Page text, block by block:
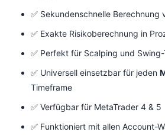
✅ Sekundenschnelle Berechnung
✅ Exakte Risikoberechnung in
✅ Perfekt für Scalping und
✅ Universell einsetzbar für jeden
Timeframe
✅ Verfügbar für MetaTrader 4 & 5
✅ Funktioniert mit allen Account-